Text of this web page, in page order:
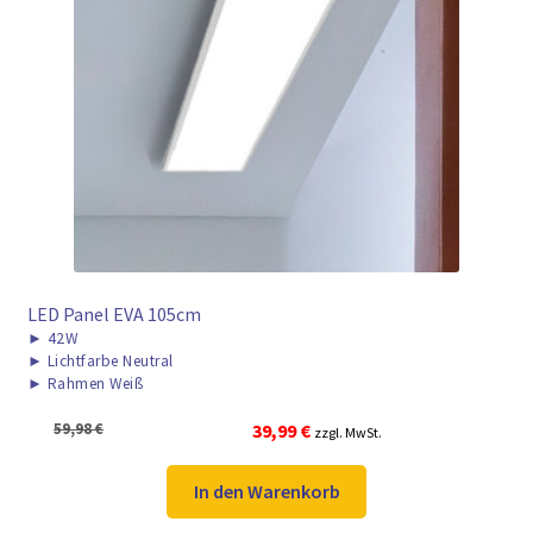
LED Panel EVA 105cm
► 42W
► Lichtfarbe Neutral
► Rahmen Weiß
59,98€
Ursprünglicher
Preis
war:
59,98 €
39,99€Aktueller
Preis
ist:
39,99 €.
zzgl. MwSt.
In den Warenkorb